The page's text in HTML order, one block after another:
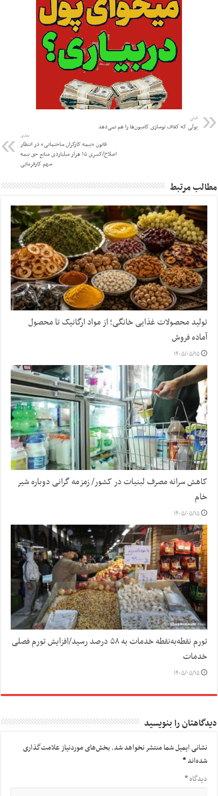
قبلی
پولی که کفاف نوسازی کامیون‌ها را هم نمی‌دهد
بعدی
قانون «بیمه کارگران ساختمانی» در انتظار
اصلاح/کسری ۱۵ هزار میلیاردی منابع حق بیمه
سهم کارفرمایی
مطالب مرتبط
تولید محصولات غذایی خانگی؛ از مواد ارگانیک تا محصول
آماده فروش
۱۴۰۵/۰۵/۱۵
کاهش سرانه مصرف لبنیات در کشور/ زمزمه گرانی دوباره شیر
خام
۱۴۰۵/۰۵/۱۵
تورم نقطه‌به‌نقطه خدمات به ۵۸ درصد رسید/افزایش تورم فصلی
خدمات
۱۴۰۵/۰۵/۱۵
دیدگاهتان را بنویسید
نشانی ایمیل شما منتشر نخواهد شد.بخش‌های موردنیاز علامت‌گذاری
شده‌اند*
دیدگاه*